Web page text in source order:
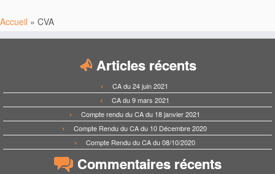
Accueil » CVA
Articles récents
CA du 24 juin 2021
CA du 9 mars 2021
Compte rendu du CA du 18 janvier 2021
Compte Rendu du CA du 10 Décembre 2020
Compte Rendu du CA du 08/10/2020
Commentaires récents